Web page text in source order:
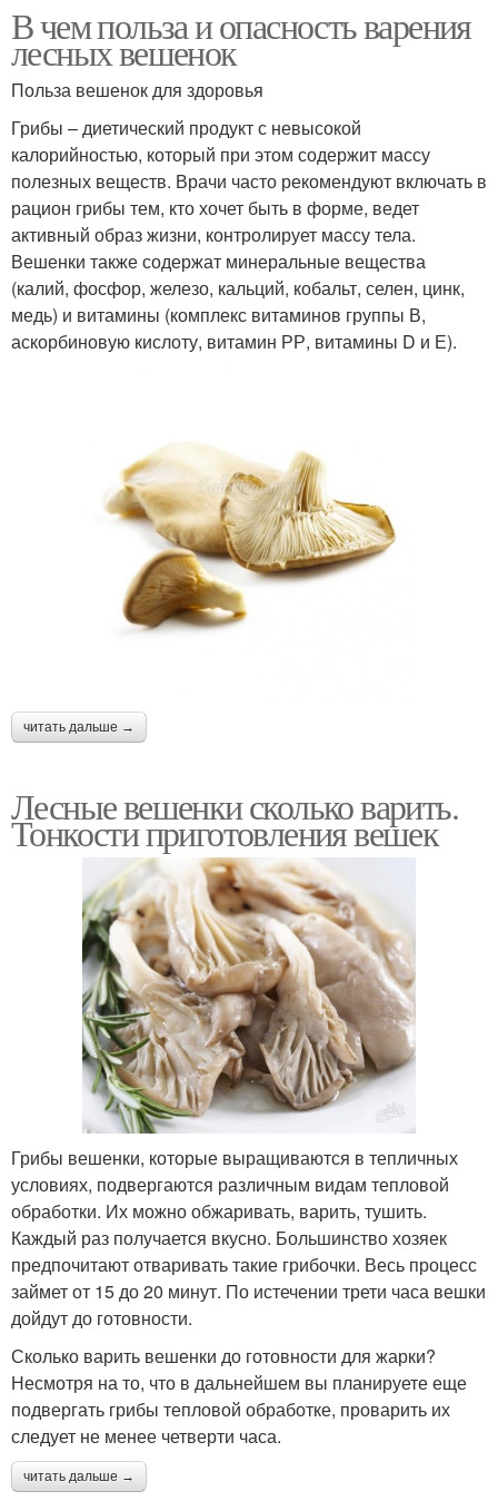
В чем польза и опасность варения
лесных вешенок
​​​​​​​Польза вешенок для здоровья
Грибы – диетический продукт с невысокой
калорийностью, который при этом содержит массу
полезных веществ. Врачи часто рекомендуют включать в
рацион грибы тем, кто хочет быть в форме, ведет
активный образ жизни, контролирует массу тела.
Вешенки также содержат минеральные вещества
(калий, фосфор, железо, кальций, кобальт, селен, цинк,
медь) и витамины (комплекс витаминов группы В,
аскорбиновую кислоту, витамин РР, витамины D и Е).
читать дальше →
Лесные вешенки сколько варить.
Тонкости приготовления вешек
Грибы вешенки, которые выращиваются в тепличных
условиях, подвергаются различным видам тепловой
обработки. Их можно обжаривать, варить, тушить.
Каждый раз получается вкусно. Большинство хозяек
предпочитают отваривать такие грибочки. Весь процесс
займет от 15 до 20 минут. По истечении трети часа вешки
дойдут до готовности.
Сколько варить вешенки до готовности для жарки?
Несмотря на то, что в дальнейшем вы планируете еще
подвергать грибы тепловой обработке, проварить их
следует не менее четверти часа.
читать дальше →